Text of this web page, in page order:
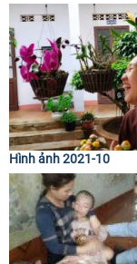
Hình ảnh 2021-10